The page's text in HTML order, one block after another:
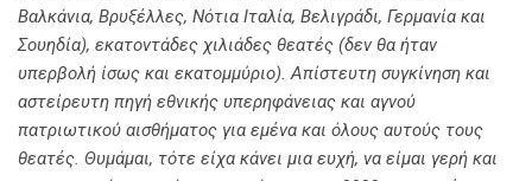
Βαλκάνια, Βρυξέλλες, Νότια Ιταλία, Βελιγράδι, Γερμανία και
Σουηδία), εκατοντάδες χιλιάδες θεατές (δεν θα ήταν
υπερβολή ίσως και εκατομμύριο). Απίστευτη συγκίνηση και
αστείρευτη πηγή εθνικής υπερηφάνειας και αγνού
πατριωτικού αισθήματος για εμένα και όλους αυτούς τους
θεατές. Θυμάμαι, τότε είχα κάνει μια ευχή, να είμαι γερή και